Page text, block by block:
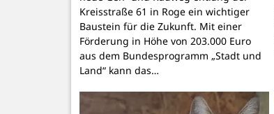
Kreisstraße 61 in Roge ein wichtiger
Baustein für die Zukunft. Mit einer
Förderung in Höhe von 203.000 Euro
aus dem Bundesprogramm „Stadt und
Land“ kann das…